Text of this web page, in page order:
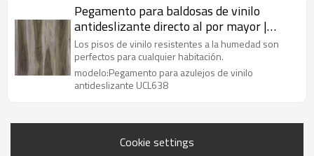
Pegamento para baldosas de vinilo
antideslizante directo al por mayor |
Pisos con efecto de madera de 2 mm y 3
mm | Pisos de tablones de vinilo de lujo
para cocina
Los pisos de vinilo resistentes a la humedad son
perfectos para cualquier habitación.
modelo:Pegamento para azulejos de vinilo
antideslizante UCL638
Cookie settings